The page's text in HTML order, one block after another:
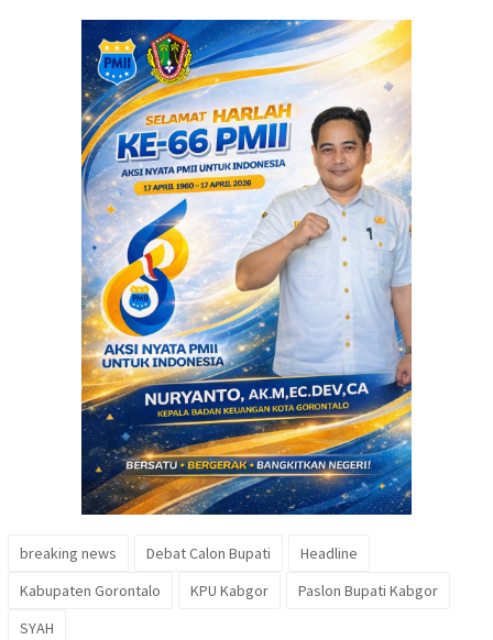
breaking news Debat Calon Bupati
Headline
Kabupaten Gorontalo
KPU Kabgor
Paslon Bupati Kabgor
SYAH